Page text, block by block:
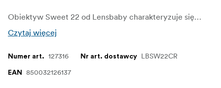
Obiektyw Sweet 22 od Lensbaby charakteryzuje się najmniejszym sweet spotem i największym rozmyciem poza sweet spotem spośród wszystkich obiektywów Lensbaby. Dzięki kompaktowej, solidnej metalowej obudowie i wbudowanej ostrości do 127 mm od przedniego elementu, ten nowy bezlusterkowy obiektyw do kreatywnych efektów zapewnia dramatyczne efekty optyczne do zdjęć i filmów, które nigdy wcześniej nie były możliwe.
Czytaj więcej
Numer art. 127316 Nr art. dostawcy LBSW22CR
EAN 850032126137